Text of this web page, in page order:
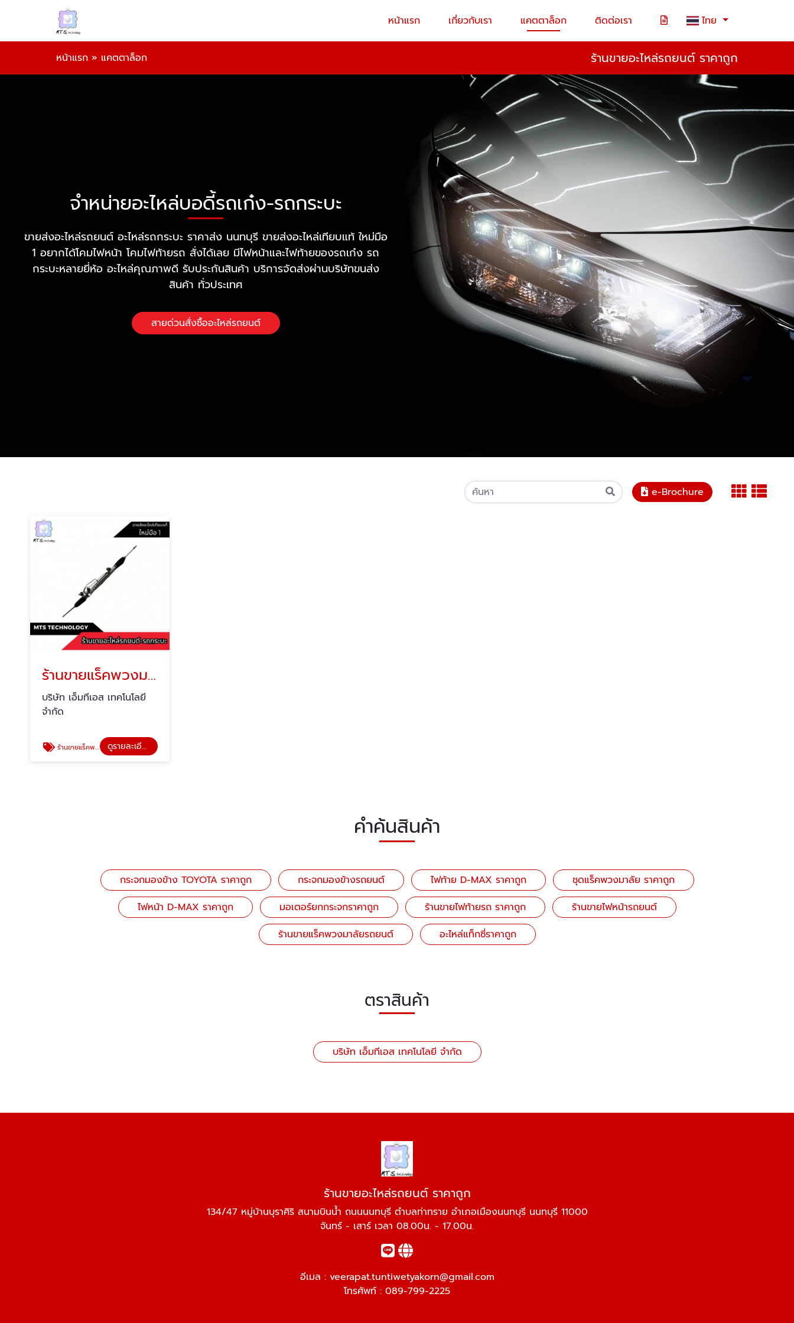
หน้าแรก เกี่ยวกับเรา แคตตาล็อก ติดต่อเรา ไทย
หน้าแรก » แคตตาล็อก ร้านขายอะไหล่รถยนต์ ราคาถูก
จำหน่ายอะไหล่บอดี้รถเก๋ง-รถกระบะ
ขายส่งอะไหล่รถยนต์ อะไหล่รถกระบะ ราคาส่ง นนทบุรี ขายส่งอะไหล่เทียบแท้ ใหม่มือ
1 อยากได้โคมไฟหน้า โคมไฟท้ายรถ สั่งได้เลย มีไฟหน้าและไฟท้ายของรถเก๋ง รถ
กระบะหลายยี่ห้อ อะไหล่คุณภาพดี รับประกันสินค้า บริการจัดส่งผ่านบริษัทขนส่ง
สินค้า ทั่วประเทศ
สายด่วนสั่งซื้ออะไหล่รถยนต์
e-Brochure
ร้านขายแร็คพวงมาลัยรถยนต์
บริษัท เอ็มทีเอส เทคโนโลยี
จำกัด
ร้านขายแร็คพวงมาลัยรถยนต์ ดูรายละเอียด
คำค้นสินค้า
กระจกมองข้าง TOYOTA ราคาถูก กระจกมองข้างรถยนต์ ไฟท้าย D-MAX ราคาถูก
ชุดแร็คพวงมาลัย ราคาถูก
ไฟหน้า D-MAX ราคาถูก
มอเตอร์ยกกระจกราคาถูก ร้านขายไฟท้ายรถ ราคาถูก
ร้านขายไฟหน้ารถยนต์
ร้านขายแร็คพวงมาลัยรถยนต์
อะไหล่แท็กซี่ราคาถูก
ตราสินค้า
บริษัท เอ็มทีเอส เทคโนโลยี จำกัด
ร้านขายอะไหล่รถยนต์ ราคาถูก
134/47 หมู่บ้านบุราศิริ สนามบินน้ำ ถนนนนทบุรี ตำบลท่าทราย อำเภอเมืองนนทบุรี นนทบุรี 11000
จันทร์ - เสาร์ เวลา 08.00น. - 17.00น.
อีเมล : veerapat.tuntiwetyakorn@gmail.com
โทรศัพท์ : 089-799-2225